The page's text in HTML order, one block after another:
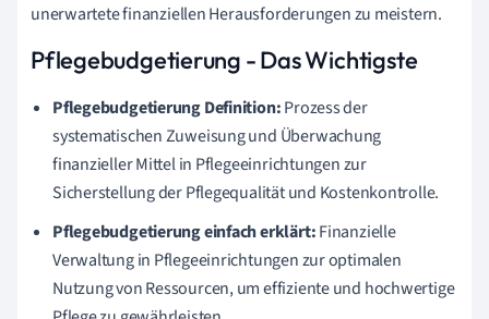
unerwartete finanziellen Herausforderungen zu meistern.
Pflegebudgetierung - Das Wichtigste
Pflegebudgetierung Definition:Prozess der
systematischen Zuweisung und Überwachung
finanzieller Mittel in Pflegeeinrichtungen zur
Sicherstellung der Pflegequalität und Kostenkontrolle.
Pflegebudgetierung einfach erklärt:Finanzielle
Verwaltung in Pflegeeinrichtungen zur optimalen
Nutzung von Ressourcen, um effiziente und hochwertige